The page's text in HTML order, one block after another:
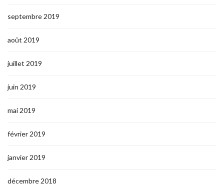
septembre 2019
août 2019
juillet 2019
juin 2019
mai 2019
février 2019
janvier 2019
décembre 2018